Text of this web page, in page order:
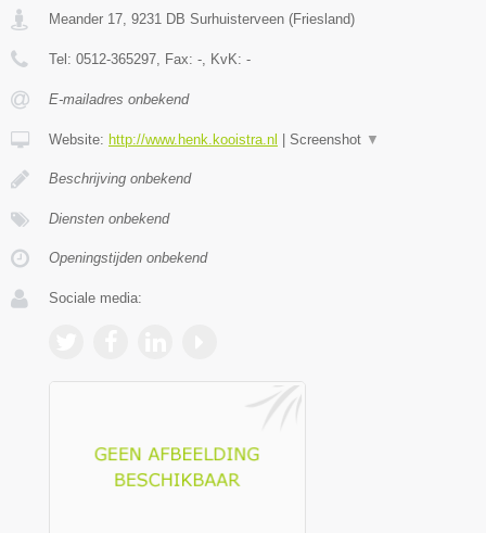
Meander 17 9231 DB Surhuisterveen (Friesland)
Tel: 0512-365297 , Fax: - , KvK: -
E-mailadres onbekend
Website: http://www.henk.kooistra.nl | Screenshot ▼
Beschrijving onbekend
Diensten onbekend
Openingstijden onbekend
Sociale media: